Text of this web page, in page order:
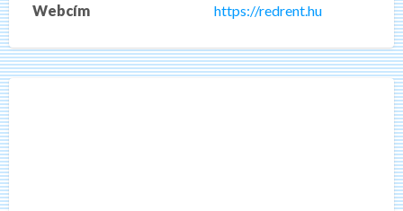
Webcím
https://redrent.hu